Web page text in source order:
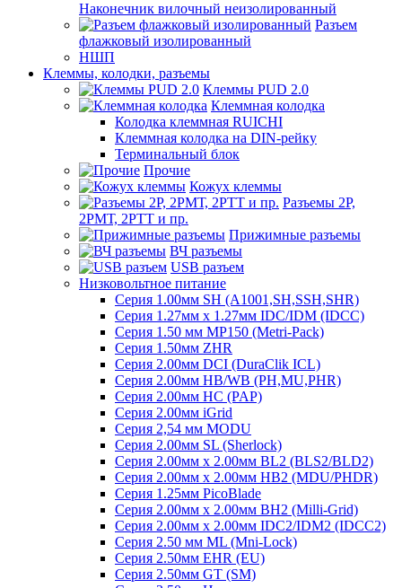
Наконечник вилочный неизолированный
Разъем
флажковый изолированный
НШП
Клеммы, колодки, разъемы
Клеммы PUD 2.0
Клеммная колодка
Колодка клеммная RUICHI
Клеммная колодка на DIN-рейку
Терминальный блок
Прочие
Кожух клеммы
Разъемы 2Р,
2РМТ, 2РТТ и пр.
Прижимные разъемы
ВЧ разъемы
USB разъем
Низковольтное питание
Серия 1.00мм SH (A1001,SH,SSH,SHR)
Серия 1.27мм x 1.27мм IDC/IDM (IDCC)
Серия 1.50 мм MP150 (Metri-Pack)
Серия 1.50мм ZHR
Серия 2.00мм DCI (DuraClik ICL)
Серия 2.00мм HB/WB (PH,MU,PHR)
Серия 2.00мм HC (PAP)
Серия 2.00мм iGrid
Серия 2,54 мм MODU
Серия 2.00мм SL (Sherlock)
Серия 2.00мм x 2.00мм BL2 (BLS2/BLD2)
Серия 2.00мм x 2.00мм HB2 (MDU/PHDR)
Серия 1.25мм PicoBlade
Серия 2.00мм х 2.00мм BH2 (Milli-Grid)
Серия 2.00мм х 2.00мм IDC2/IDM2 (IDCC2)
Серия 2.50 мм ML (Mni-Lock)
Серия 2.50мм EHR (EU)
Серия 2.50мм GT (SM)